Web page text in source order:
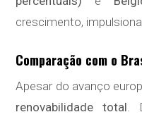
crescimento,
Comparação com o
Apesar do avanço
renovabilidade total .